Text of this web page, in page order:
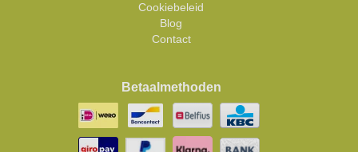
Cookiebeleid
Blog
Contact
Betaalmethoden